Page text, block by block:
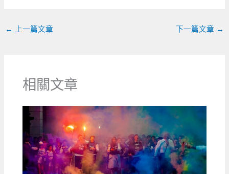
← 上一篇文章 下一篇文章 →
相關文章